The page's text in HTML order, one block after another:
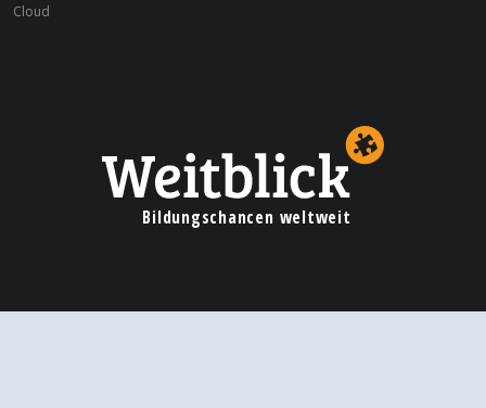
Cloud
Bildungschancen weltweit